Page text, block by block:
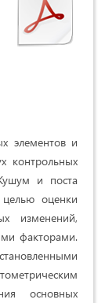
элементов и
контрольных
и поста
целью оценки
изменений,
факторами.
основных